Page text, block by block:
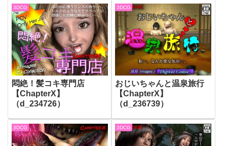
3DCG
悶絶！髪コキ専門店
【ChapterX】
（d_234726）
3DCG
おじいちゃんと温泉旅行
【ChapterX】
（d_236739）
3DCG 3DCG